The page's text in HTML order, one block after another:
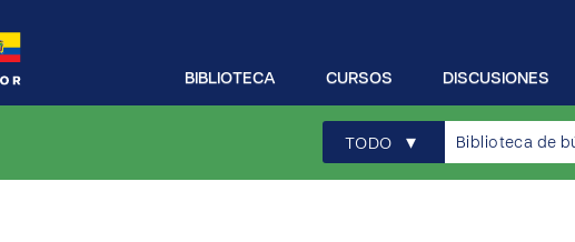
DISCUSIONES
CURSOS
BIBLIOTECA
TODO ▾